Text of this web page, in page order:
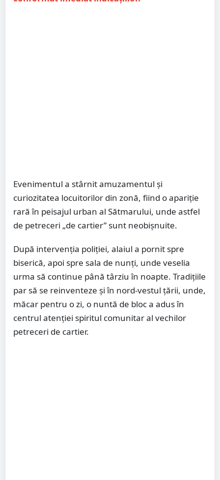
Evenimentul a stârnit amuzamentul și
curiozitatea locuitorilor din zonă, fiind o apariție
rară în peisajul urban al Sătmarului, unde astfel
de petreceri „de cartier” sunt neobișnuite.
După intervenția poliției, alaiul a pornit spre
biserică, apoi spre sala de nunți, unde veselia
urma să continue până târziu în noapte. Tradițiile
par să se reinventeze și în nord-vestul țării, unde,
măcar pentru o zi, o nuntă de bloc a adus în
centrul atenției spiritul comunitar al vechilor
petreceri de cartier.